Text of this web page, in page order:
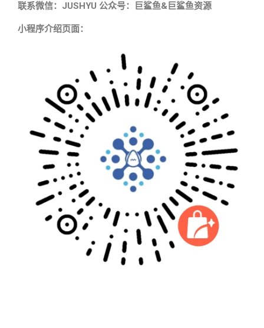
联系微信：JUSHYU 公众号：巨鲨鱼&巨鲨鱼资源
小程序介绍页面：